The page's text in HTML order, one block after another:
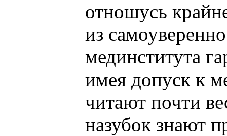
отношусь
из
мединститута
имея допуск к
читают почти
назубок знают